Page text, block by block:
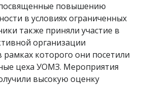
посвященные повышению
в условиях ограниченных
также приняли участие в
организации
рамках которого они посетили
цеха УОМЗ. Мероприятия
высокую оценку